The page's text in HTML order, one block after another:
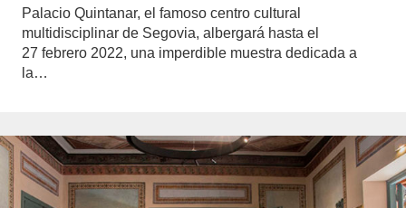
Palacio Quintanar, el famoso centro cultural
multidisciplinar de Segovia, albergará hasta el
27 febrero 2022, una imperdible muestra dedicada a
la…